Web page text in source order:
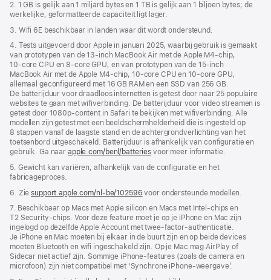
2. 1 GB is gelijk aan 1 miljard bytes en 1 TB is gelijk aan 1 biljoen bytes; de
werkelijke, geformatteerde capaciteit ligt lager.
3. Wifi 6E beschikbaar in landen waar dit wordt ondersteund.
4. Tests uitgevoerd door Apple in januari 2025, waarbij gebruik is gemaakt
van prototypen van de 13‑inch MacBook Air met de Apple M4‑chip,
10‑core CPU en 8‑core GPU, en van prototypen van de 15‑inch
MacBook Air met de Apple M4‑chip, 10‑core CPU en 10‑core GPU,
allemaal geconfigureerd met 16 GB RAM en een SSD van 256 GB.
De batterijduur voor draadloos internetten is getest door naar 25 populaire
websites te gaan met wifiverbinding. De batterijduur voor video streamen is
getest door 1080p-content in Safari te bekijken met wifiverbinding. Alle
modellen zijn getest met een beeldscherm­helderheid die is ingesteld op
8 stappen vanaf de laagste stand en de achtergrond­verlichting van het
toetsenbord uitgeschakeld. Batterijduur is afhankelijk van configuratie en
gebruik. Ga naar apple.com/benl/batteries voor meer informatie.
5. Gewicht kan variëren, afhankelijk van de configuratie en het
fabricageproces.
6. Ziesupport.apple.com/nl-be/102596 voor ondersteunde modellen.
7. Beschikbaar op Macs met Apple silicon en Macs met Intel-chips en
T2 Security-chips. Voor deze feature moet je op je iPhone en Mac zijn
ingelogd op dezelfde Apple Account met twee-factor-authenticatie.
Je iPhone en Mac moeten bij elkaar in de buurt zijn en op beide devices
moeten Bluetooth en wifi ingeschakeld zijn. Op je Mac mag AirPlay of
Sidecar niet actief zijn. Sommige iPhone-features (zoals de camera en
microfoon) zijn niet compatibel met ‘Synchrone iPhone-weergave’.